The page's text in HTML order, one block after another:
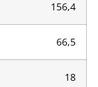
156,4
66,5
18